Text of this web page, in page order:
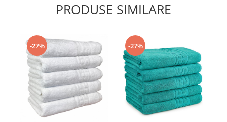
PRODUSE SIMILARE
-27% -27%